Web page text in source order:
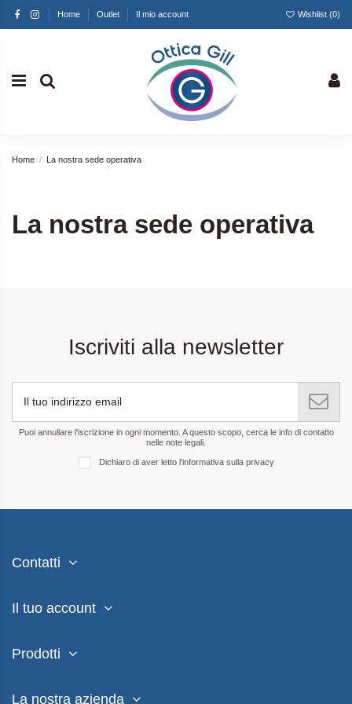
Home Outlet Il mio account Wishlist (0)
Home La nostra sede operativa
La nostra sede operativa
Iscriviti alla newsletter
Puoi annullare l'iscrizione in ogni momento. A questo scopo, cerca le info di contatto
nelle note legali.
Dichiaro di aver letto l'informativa sulla privacy
Contatti
Il tuo account
Prodotti
La nostra azienda